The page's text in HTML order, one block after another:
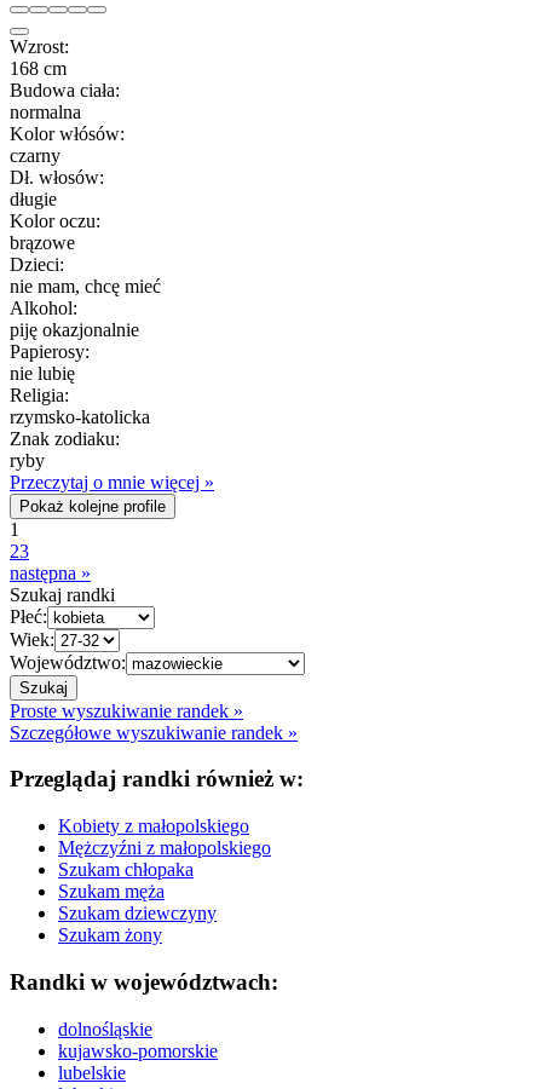
Wzrost:
168 cm
Budowa ciała:
normalna
Kolor włósów:
czarny
Dł. włosów:
długie
Kolor oczu:
brązowe
Dzieci:
nie mam, chcę mieć
Alkohol:
piję okazjonalnie
Papierosy:
nie lubię
Religia:
rzymsko-katolicka
Znak zodiaku:
ryby
Przeczytaj o mnie więcej »
Pokaż kolejne profile
1
23
następna »
Szukaj randki
Płeć:
Wiek:
Województwo:
Proste wyszukiwanie randek »
Szczegółowe wyszukiwanie randek »
Przeglądaj randki również w:
Kobiety z małopolskiego
Mężczyźni z małopolskiego
Szukam chłopaka
Szukam męża
Szukam dziewczyny
Szukam żony
Randki w województwach:
dolnośląskie
kujawsko-pomorskie
lubelskie